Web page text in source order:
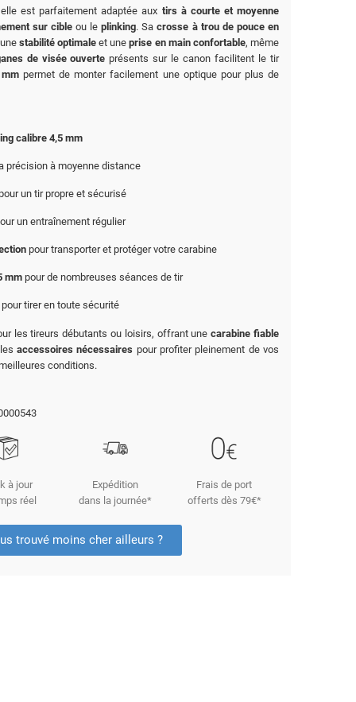
est parfaitement adaptée aux tirs à courte et moyenne
sur cibleou leplinking. Sacrosse à trou de pouce en
stabilité optimaleet uneprise en main confortable, même
de visée ouverte présents sur le canon facilitent le tir
permet de monter facilement une optique pour plus de
calibre 4,5 mm
précision à moyenne distance
pour un tir propre et sécurisé
un entraînement régulier
pour transporter et protéger votre carabine
mm pour de nombreuses séances de tir
pour tirer en toute sécurité
les tireurs débutants ou loisirs, offrant unecarabine fiable
lesaccessoires nécessaires pour profiter pleinement de vos
conditions.
à jour
réel
Expédition
dans la journée*
Frais de port
offerts dès 79€*
trouvé moins cher ailleurs ?